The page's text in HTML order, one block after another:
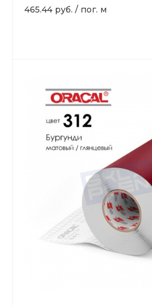
465.44 руб. / пог. м